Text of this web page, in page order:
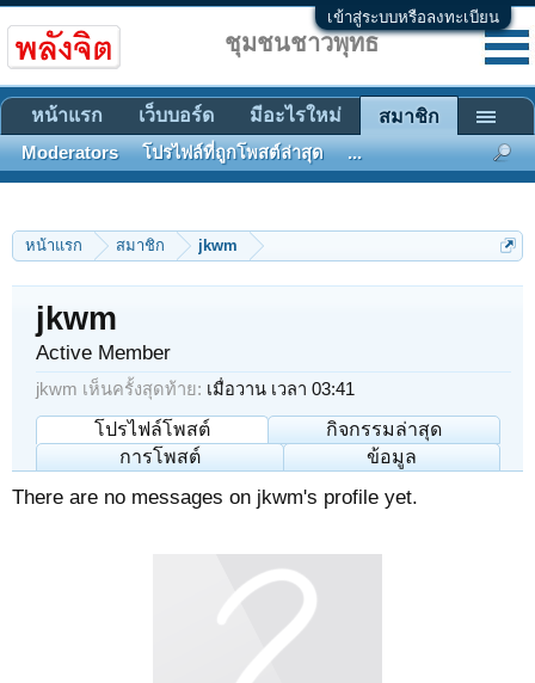
เข้าสู่ระบบหรือลงทะเบียน
หน้าแรก สมาชิก jkwm
jkwm
Active Member
jkwm เห็นครั้งสุดท้าย: เมื่อวาน เวลา 03:41
โปรไฟล์โพสต์
กิจกรรมล่าสุด
การโพสต์
ข้อมูล
There are no messages on jkwm's profile yet.
ชุมชนชาวพุทธ
หน้าแรก เว็บบอร์ด มีอะไรใหม่ สมาชิก
Moderators โปรไฟล์ที่ถูกโพสต์ล่าสุด ...